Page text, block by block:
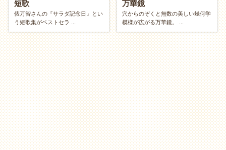
ニュースや社会問題について深く調べてみる
きれいにする？ 作り出す？（整える vs 創
造）
【整える】メンテナンス
環境や自分自身をきれいにして、心を落ち着かせたい
方へ。
靴磨き・スニーカーの手入れ
部屋の模様替え
短歌
俵万智さんの『サラダ記念日』とい
う短歌集がベストセラ ...
万華鏡
穴からのぞくと無数の美しい幾何学
模様が広がる万華鏡。 ...